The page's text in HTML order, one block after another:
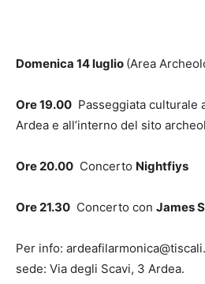
Domenica 14 luglio (Area
Ore 19.00 Passeggiata culturale
Ardea e all’interno del sito
Ore 20.00 Concerto Nightfiys
Ore 21.30 Concerto con James
Per info:
sede: Via degli Scavi, 3 Ardea.